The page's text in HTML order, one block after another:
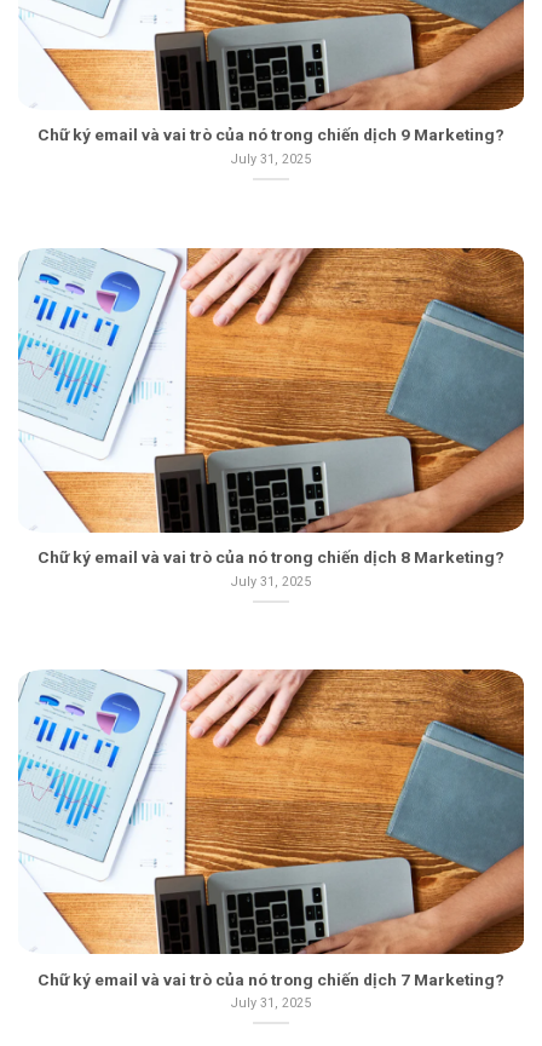
Chữ ký email và vai trò của nó trong chiến dịch 9 Marketing?
July 31, 2025
Chữ ký email và vai trò của nó trong chiến dịch 8 Marketing?
July 31, 2025
Chữ ký email và vai trò của nó trong chiến dịch 7 Marketing?
July 31, 2025